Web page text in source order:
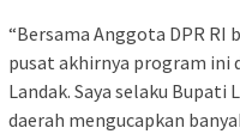
“Bersama Anggota DPR RI
pusat akhirnya program ini
Landak. Saya selaku
daerah mengucapkan